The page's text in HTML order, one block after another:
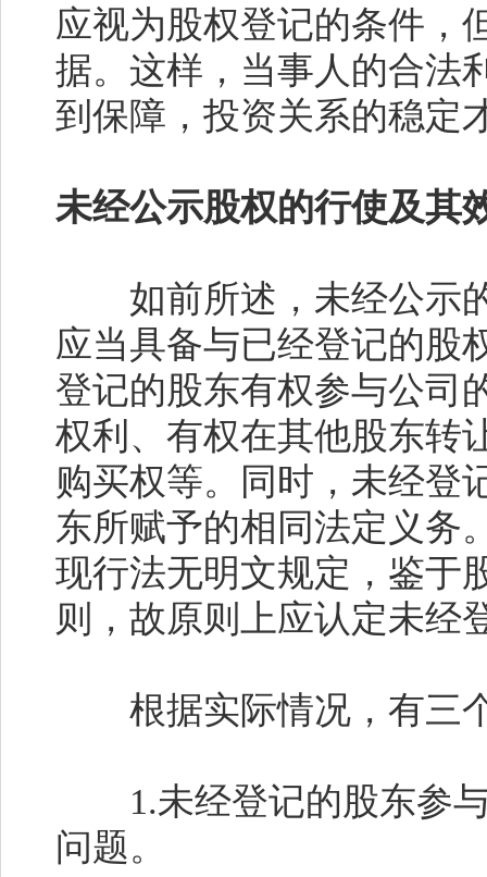
应视为股权登记的条件，
据。这样，当事人的合法
到保障，投资关系的稳定
未经公示股权的行使及其
如前所述，未经公示的
应当具备与已经登记的股
登记的股东有权参与公司
权利、有权在其他股东转
购买权等。同时，未经登
东所赋予的相同法定义务
现行法无明文规定，鉴于
则，故原则上应认定未经
根据实际情况，有三
1.未经登记的股东参
问题。